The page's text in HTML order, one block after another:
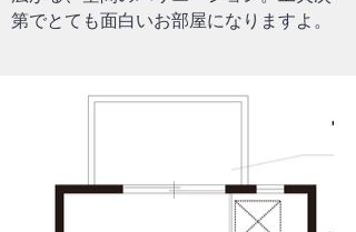
第でとても面白いお部屋になりますよ。